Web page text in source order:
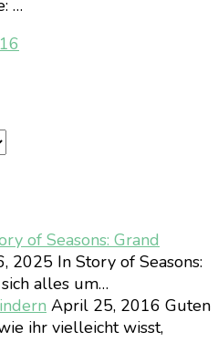
…
of Seasons: Grand
2025 In Story of Seasons:
alles um…
April 25, 2016 Guten
ihr vielleicht wisst,